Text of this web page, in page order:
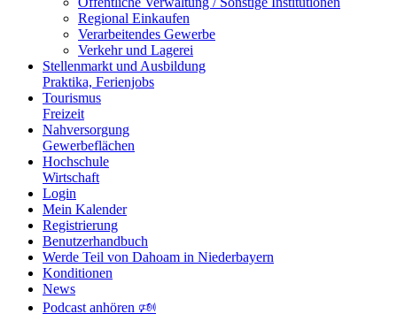
Regional Einkaufen
Verarbeitendes Gewerbe
Verkehr und Lagerei
Stellenmarkt und Ausbildung
Praktika, Ferienjobs
Tourismus
Freizeit
Nahversorgung
Gewerbeflächen
Hochschule
Wirtschaft
Login
Mein Kalender
Registrierung
Benutzerhandbuch
Werde Teil von Dahoam in Niederbayern
Konditionen
News
Podcast anhören 🕬